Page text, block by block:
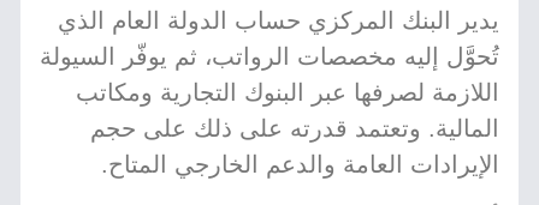
يدير البنك المركزي حساب الدولة العام الذي
تُحوَّل إليه مخصصات الرواتب، ثم يوفّر السيولة
اللازمة لصرفها عبر البنوك التجارية ومكاتب
المالية. وتعتمد قدرته على ذلك على حجم
الإيرادات العامة والدعم الخارجي المتاح.